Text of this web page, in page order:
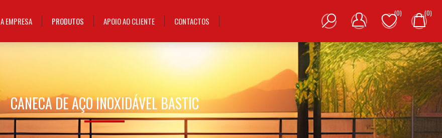
A EMPRESA PRODUTOS APOIO AO CLIENTE CONTACTOS
(0) (0)
CANECA DE AÇO INOXIDÁVEL BASTIC